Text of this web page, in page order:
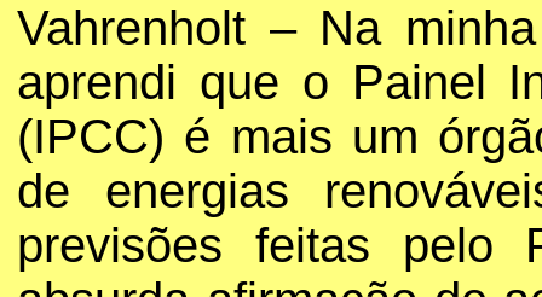
Vahrenholt – Na
aprendi que o Painel
(IPCC) é mais um
de energias
previsões feitas pelo